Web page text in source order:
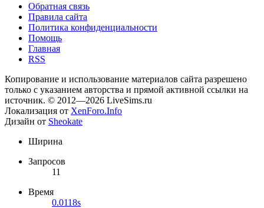
Обратная связь
Правила сайта
Политика конфиденциальности
Помощь
Главная
RSS
Копирование и использование материалов сайта разрешено
только с указанием авторства и прямой активной ссылки на
источник. © 2012—2026 LiveSims.ru
Локализация от XenForo.Info
Дизайн от Sheokate
Ширина
Запросов
11
Время
0.0118s